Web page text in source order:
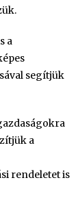
a
segítjük
a
rendeletet is